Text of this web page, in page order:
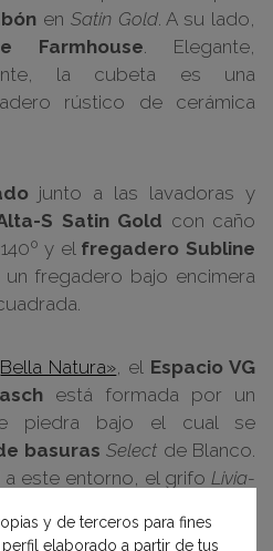
en Satin Gold. A su lado,
Farmhouse. Elegante,
la cubeta es una
rústico de cerámica
junto a las lavadoras y
S Satin Gold con caño
y el fregadero Subline
un fregadero bajo encimera
Bella Natura», el Espacio VG
está formada por un
piedra bajo el cual se
basuras Select de Blanco.
este entorno, el grifo Livia-
el juego de rebosadero y
y de terceros para fines
elaborado a partir de tus